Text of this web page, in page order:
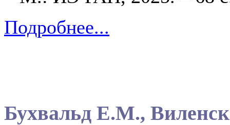
Подробнее...
Бухвальд Е.М.,